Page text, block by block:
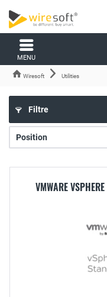
MENU
Wiresoft Utilities
Filtre
VMWARE